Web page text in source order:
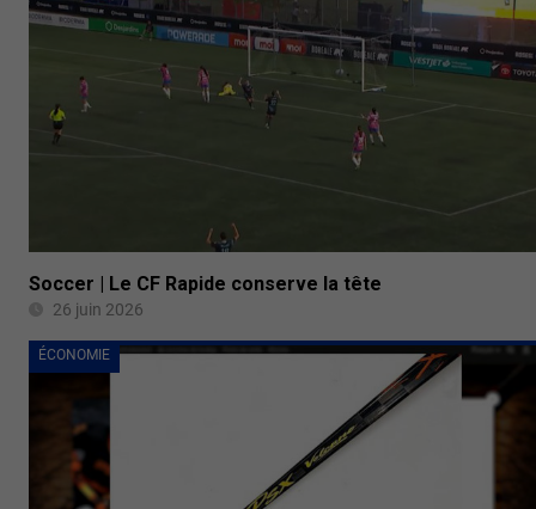
Soccer | Le CF Rapide conserve la tête
26 juin 2026
ÉCONOMIE